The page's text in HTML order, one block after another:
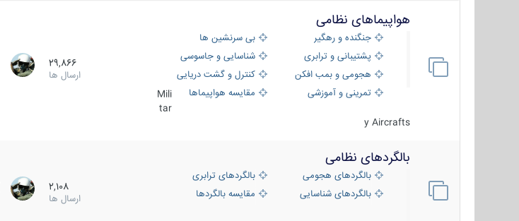
هواپیماهای نظامی
جنگنده و رهگیر
بی سرنشین ها
پشتیبانی و ترابری
شناسایی و جاسوسی
هجومی و بمب افکن
کنترل و گشت دریایی
تمرینی و آموزشی
مقایسه هواپیماها
Mili
tar
y Aircrafts
29,866
ارسال ها
بالگردهای نظامی
بالگردهای هجومی
بالگردهای ترابری
بالگردهای شناسایی
مقایسه بالگردها
2,108
ارسال ها